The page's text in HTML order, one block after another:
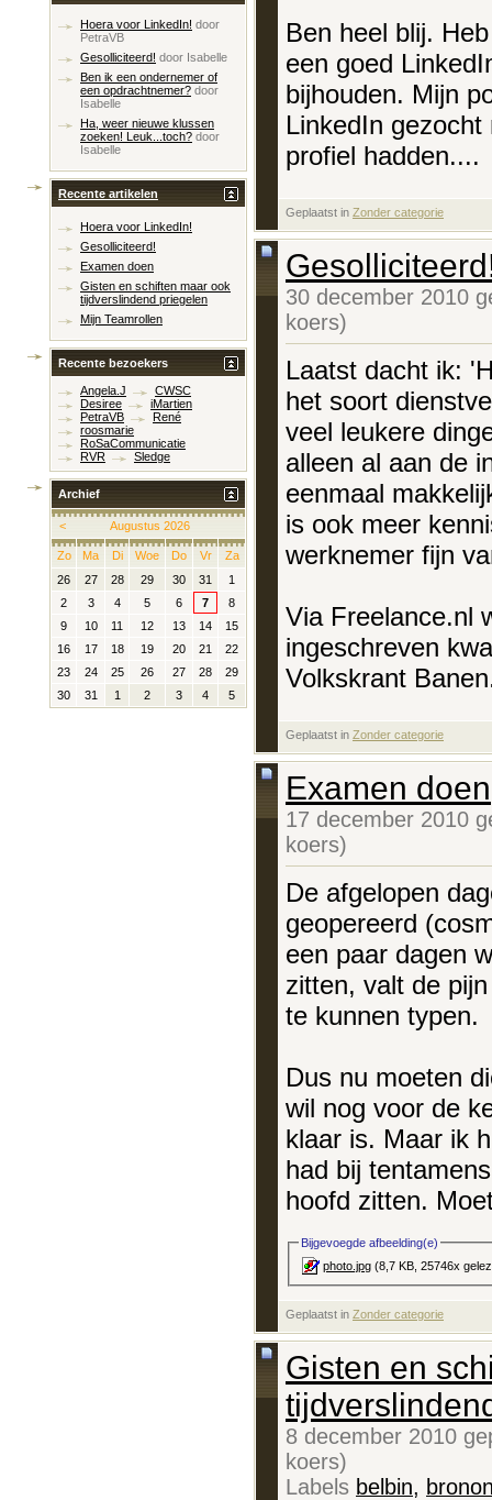
Ben heel blij.
een goed
bijhouden. Mijn
LinkedIn
profiel hadden....
Geplaatst in Zonder categorie
30 december 2010
koers)
Laatst dacht ik:
het soort
veel leukere
alleen al aan de
eenmaal
is ook meer
werknemer fijn
Via Freelance.nl
ingeschreven
Volkskrant
Geplaatst in Zonder categorie
Examen doen
17 december 2010
koers)
De afgelopen
geopereerd
een paar dagen
zitten, valt de
te kunnen typen.
Dus nu moeten
wil nog voor de
klaar is. Maar ik
had bij
hoofd zitten.
Bijgevoegde afbeelding(e)
photo.jpg (8,7 KB, 25746x
Geplaatst in Zonder categorie
Gisten en
8 december 2010
koers)
Labels belbin,
Hoera voor LinkedIn! door
PetraVB
Gesolliciteerd! door Isabelle
Ben ik een ondernemer of
een opdrachtnemer? door
Isabelle
Ha, weer nieuwe klussen
zoeken! Leuk...toch? door
Isabelle
Recente artikelen
Hoera voor LinkedIn!
Gesolliciteerd!
Examen doen
Gisten en schiften maar ook
tijdverslindend priegelen
Mijn Teamrollen
Recente bezoekers
Angela.J
CWSC
Desiree
iMartien
PetraVB
René
roosmarie
RoSaCommunicatie
RVR
Sledge
Archief
< Augustus 2026
Zo Ma Di Woe Do Vr
Za
26
27 28 29 30 31
1
2
3 4 5 6 7
8
9
10 11 12 13 14
15
16
17 18 19 20 21
22
23
24 25 26 27 28
29
30
31 1 2 3 4 5